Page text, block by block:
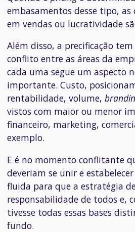
embasamentos desse tipo, as
em vendas ou lucratividade
Além disso, a precificação
conflito entre as áreas da
cada uma segue um aspecto
importante. Custo,
rentabilidade, volume,
vistos com maior ou menor
financeiro, marketing,
exemplo.
E é no momento conflitante
deveriam se unir e
fluida para que a estratégia
responsabilidade de todos e,
tivesse todas essas bases
fundo.